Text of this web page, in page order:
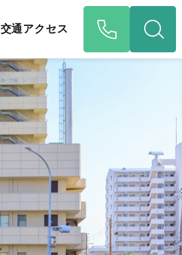
交通アクセス